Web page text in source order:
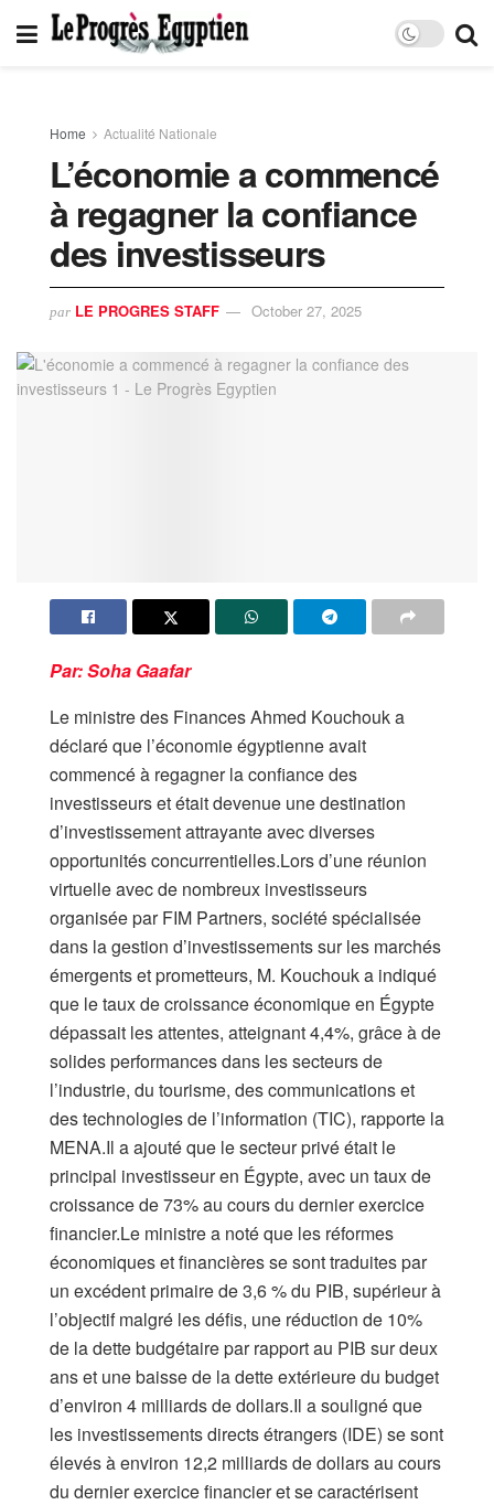
Home Actualité Nationale
L’économie a commencé
à regagner la confiance
des investisseurs
par LE PROGRES STAFF October 27, 2025
Par: Soha Gaafar
Le ministre des Finances Ahmed Kouchouk a
déclaré que l’économie égyptienne avait
commencé à regagner la confiance des
investisseurs et était devenue une destination
d’investissement attrayante avec diverses
opportunités concurrentielles.Lors d’une réunion
virtuelle avec de nombreux investisseurs
organisée par FIM Partners, société spécialisée
dans la gestion d’investissements sur les marchés
émergents et prometteurs, M. Kouchouk a indiqué
que le taux de croissance économique en Égypte
dépassait les attentes, atteignant 4,4%, grâce à de
solides performances dans les secteurs de
l’industrie, du tourisme, des communications et
des technologies de l’information (TIC), rapporte la
MENA.Il a ajouté que le secteur privé était le
principal investisseur en Égypte, avec un taux de
croissance de 73% au cours du dernier exercice
financier.Le ministre a noté que les réformes
économiques et financières se sont traduites par
un excédent primaire de 3,6 % du PIB, supérieur à
l’objectif malgré les défis, une réduction de 10%
de la dette budgétaire par rapport au PIB sur deux
ans et une baisse de la dette extérieure du budget
d’environ 4 milliards de dollars.Il a souligné que
les investissements directs étrangers (IDE) se sont
élevés à environ 12,2 milliards de dollars au cours
du dernier exercice financier et se caractérisent